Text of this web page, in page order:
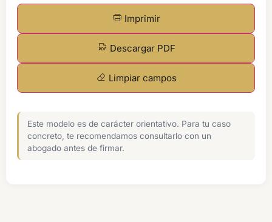
Imprimir
Descargar PDF
Limpiar campos
Este modelo es de carácter orientativo. Para tu caso
concreto, te recomendamos consultarlo con un
abogado antes de firmar.